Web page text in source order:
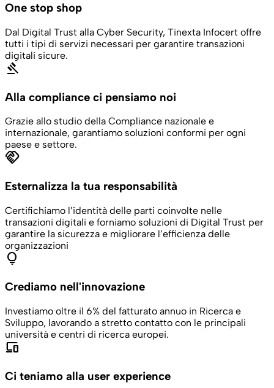
One stop shop
Dal Digital Trust alla Cyber Security, Tinexta Infocert offre
tutti i tipi di servizi necessari per garantire transazioni
digitali sicure.
gavel
Alla compliance ci pensiamo noi
Grazie allo studio della Compliance nazionale e
internazionale, garantiamo soluzioni conformi per ogni
paese e settore.
handshake
Esternalizza la tua responsabilità
Certifichiamo l’identità delle parti coinvolte nelle
transazioni digitali e forniamo soluzioni di Digital Trust per
garantire la sicurezza e migliorare l’efficienza delle
organizzazioni
lightbulb
Crediamo nell'innovazione
Investiamo oltre il 6% del fatturato annuo in Ricerca e
Sviluppo, lavorando a stretto contatto con le principali
università e centri di ricerca europei.
devices
Ci teniamo alla user experience